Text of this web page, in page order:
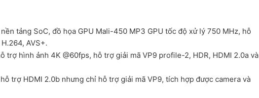
tảng SoC, đồ họa GPU Mali-450 MP3 GPU tốc độ xử lý 750 MHz, hỗ
AVS+.
trợ hình ảnh 4K @60fps, hỗ trợ giải mã VP9 profile-2, HDR, HDMI 2.0a và
trợ HDMI 2.0b nhưng chỉ hỗ trợ giải mã VP9, tích hợp được camera và